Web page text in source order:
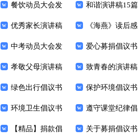
稿 15篇
餐饮动员大会发
言稿
和谐演讲稿15篇
优秀家长演讲稿 《海燕》读后感
中考动员大会发
言稿15篇
爱心募捐倡议书
范文集合八篇
孝敬父母演讲稿
(15篇)
致青春的演讲稿
绿色出行倡议书
范文汇总五篇
保护环境倡议书
(集合15篇)
环境卫生倡议书
15篇
遵守课堂纪律倡
议书
【精品】捐款倡 关于募捐倡议书